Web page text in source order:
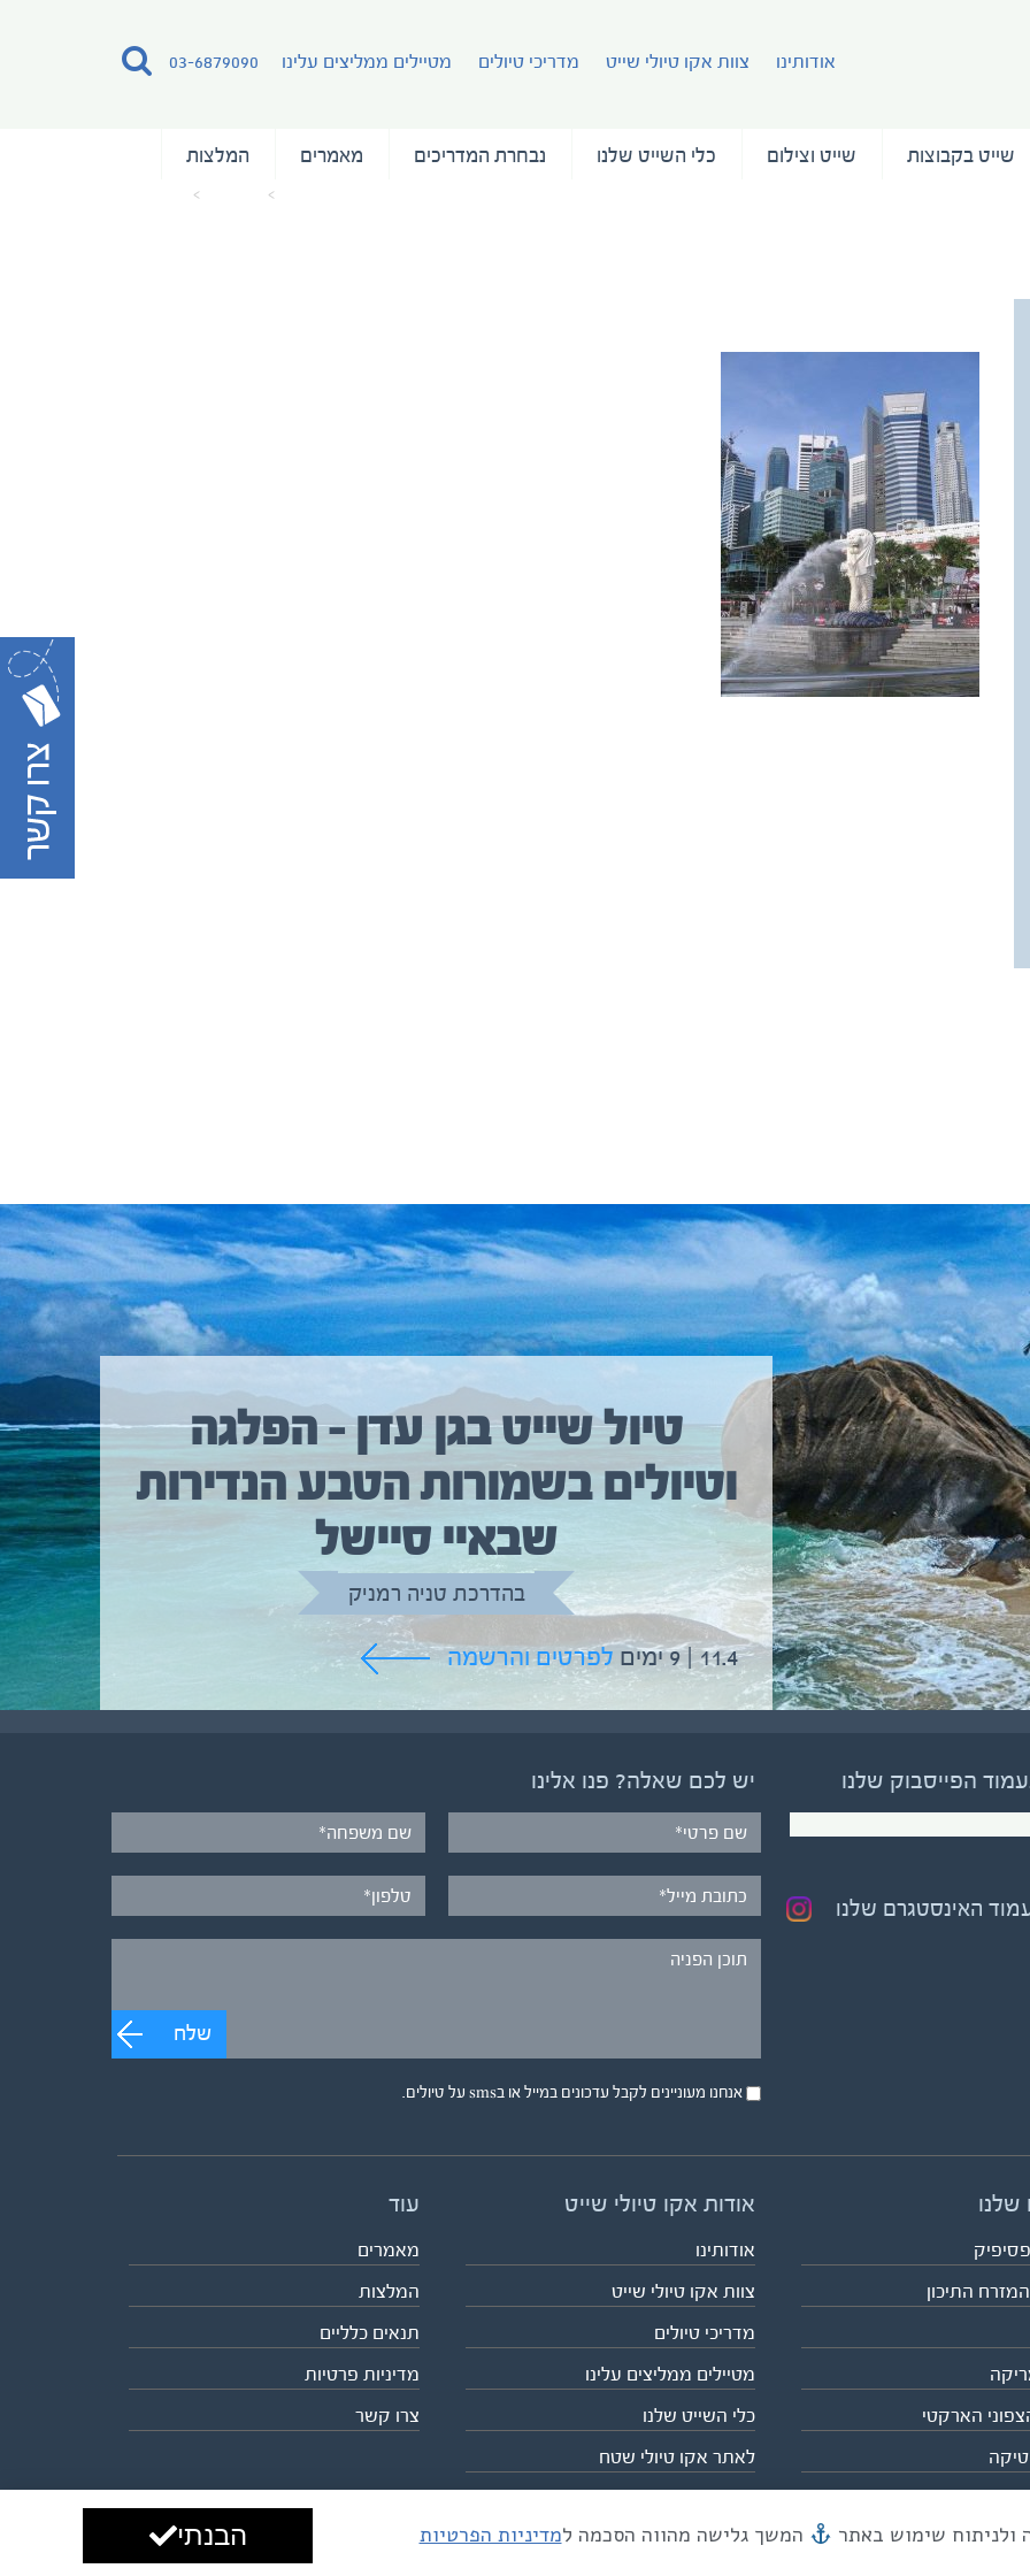
03-6879090 אודותינו צוות אקו טיולי שייט מדריכי טיולים מטיילים ממליצים עלינו
שייט בקבוצות שייט וצילום כלי השייט שלנו נבחרת המדריכים מאמרים המלצות
טיול שייט בגן עדן – הפלגה
וטיולים בשמורות הטבע הנדירות
שבאיי סיישל
בהדרכת טניה רמניק
11.4 | 9 ימים לפרטים והרשמה
טיול שייט מקיף איסלנד
בהדרכת גיל יניב
5.6 | 12 ימים לפרטים והרשמה
הפייסבוק שלנו
האינסטגרם שלנו
יש לכם שאלה? פנו אלינו
שלח
אנחנו מעוניינים לקבל עדכונים במייל או בsms על טיולים.
שלנו
התיכון
הארקטי
אודות אקו טיולי שייט
אודותינו
צוות אקו טיולי שייט
מדריכי טיולים
מטיילים ממליצים עלינו
כלי השייט שלנו
לאתר אקו טיולי שטח
עוד
מאמרים
המלצות
תנאים כלליים
מדיניות פרטיות
צרו קשר
מייל mail@eco.co.il | כתובתנו המסגר 55, תל אביב עיצוב ופיתוח: ביבר גלובל
המשך גלישה מהווה הסכמה למדיניות הפרטיות הבנתי